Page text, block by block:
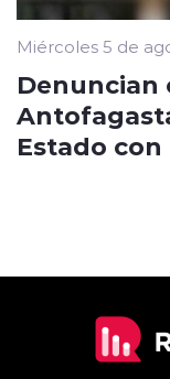
Miércoles 5 de
Denuncian
Estado con